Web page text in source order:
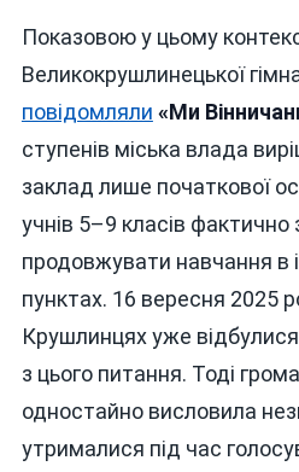
Показовою у цьому
Великокрушлинецької
повідомляли «Ми
ступенів міська влада
заклад лише початкової
учнів 5–9 класів фактично
продовжувати навчання в
пунктах. 16 вересня 2025
Крушлинцях уже
з цього питання. Тоді
одностайно висловила
утрималися під час